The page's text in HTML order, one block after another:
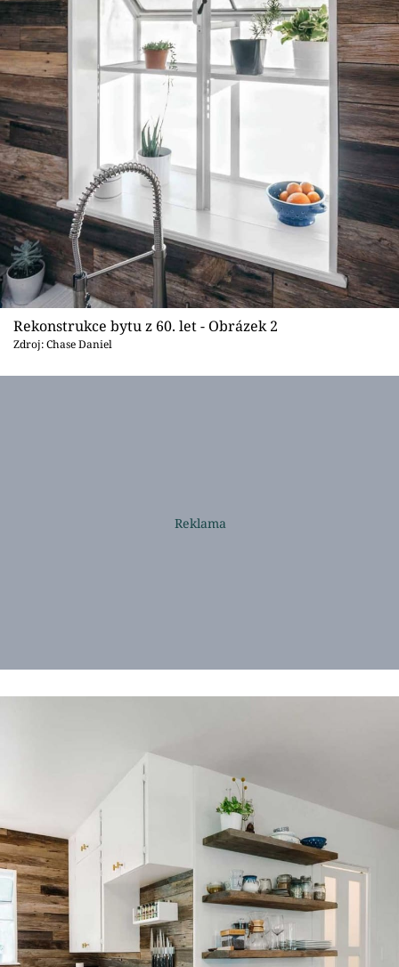
Rekonstrukce bytu z 60. let - Obrázek 2
Zdroj: Chase Daniel